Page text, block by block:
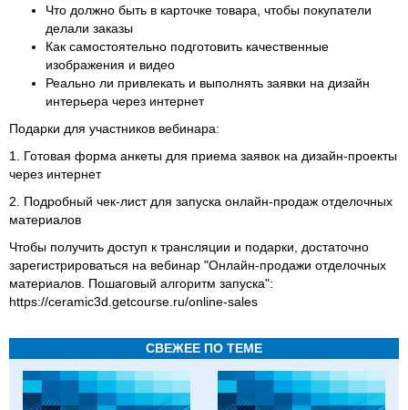
Что должно быть в карточке товара, чтобы покупатели
делали заказы
Как самостоятельно подготовить качественные
изображения и видео
Реально ли привлекать и выполнять заявки на дизайн
интерьера через интернет
Подарки для участников вебинара:
1. Готовая форма анкеты для приема заявок на дизайн-проекты
через интернет
2. Подробный чек-лист для запуска онлайн-продаж отделочных
материалов
Чтобы получить доступ к трансляции и подарки, достаточно
зарегистрироваться на вебинар "Онлайн-продажи отделочных
материалов. Пошаговый алгоритм запуска":
https://ceramic3d.getcourse.ru/online-sales
СВЕЖЕЕ ПО ТЕМЕ